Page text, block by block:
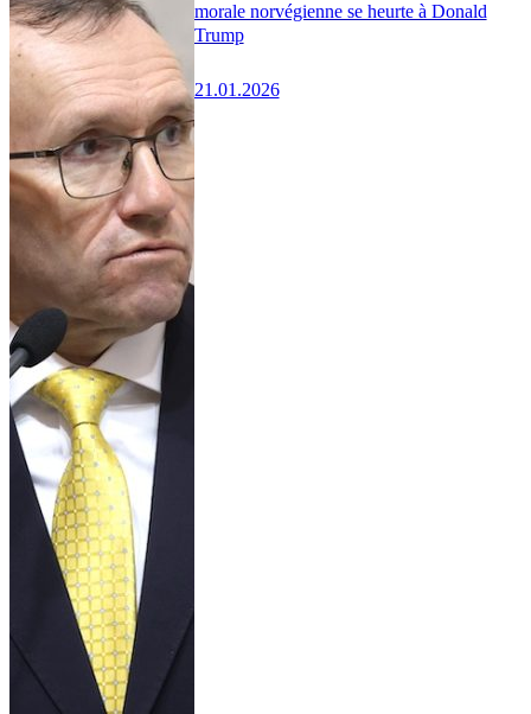
morale norvégienne se heurte à Donald
Trump
21.01.2026